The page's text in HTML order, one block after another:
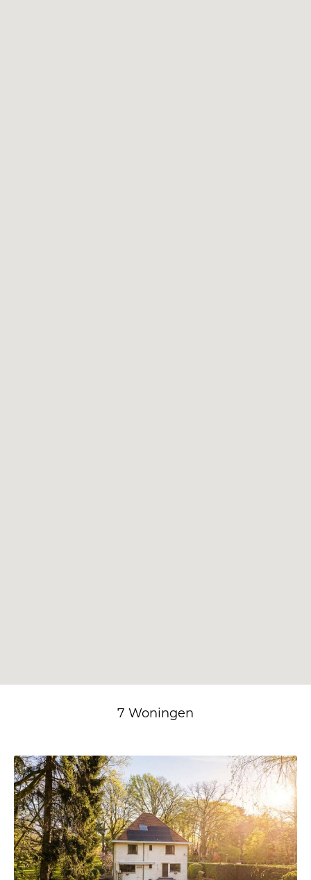
7 Woningen